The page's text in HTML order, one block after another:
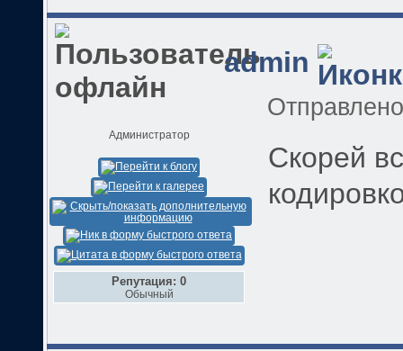
admin
Администратор
Репутация: 0
Обычный
Скорей